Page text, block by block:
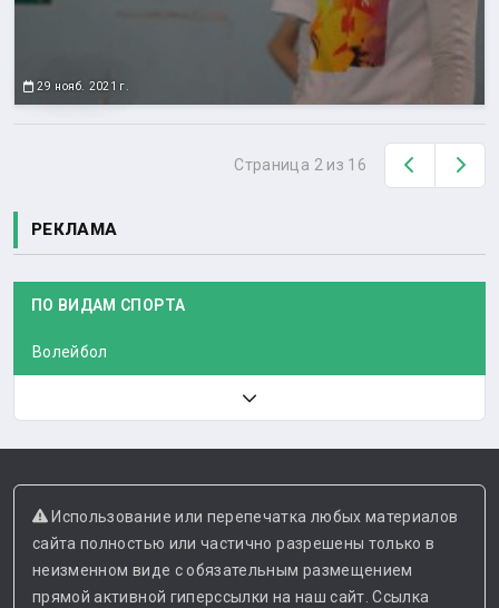
29 нояб. 2021 г.
Страница 2 из 16 Назад
РЕКЛАМА
ПО ВИДАМ СПОРТА
Волейбол
Использование или перепечатка любых материалов
сайта полностью или частично разрешены только в
неизменном виде с обязательным размещением
прямой активной гиперссылки на наш сайт. Ссылка